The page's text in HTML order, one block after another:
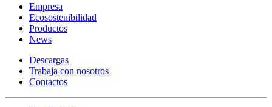
Empresa
Ecosostenibilidad
Productos
News
Descargas
Trabaja con nosotros
Contactos